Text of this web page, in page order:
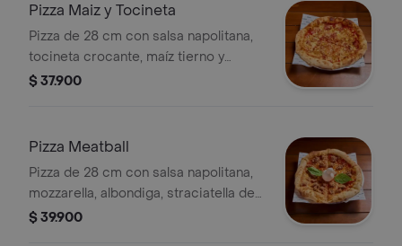
Pizza Maiz y Tocineta
Pizza de 28 cm con salsa napolitana,
tocineta crocante, maíz tierno y
cebolla caramelizada.
$ 37.900
Pizza Meatball
Pizza de 28 cm con salsa napolitana,
mozzarella, albondiga, straciatella de
búfala y albahaca.
$ 39.900